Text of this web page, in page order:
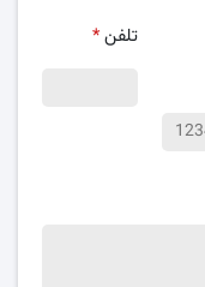
تلفن*